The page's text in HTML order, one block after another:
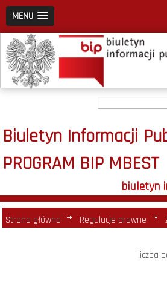
MENU
Biuletyn Informacji
PROGRAM BIP MBEST
biuletyn
Strona główna Regulacje prawne
liczba